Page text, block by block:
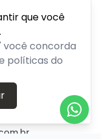
que você
você concorda
políticas do
Alegre, Rio